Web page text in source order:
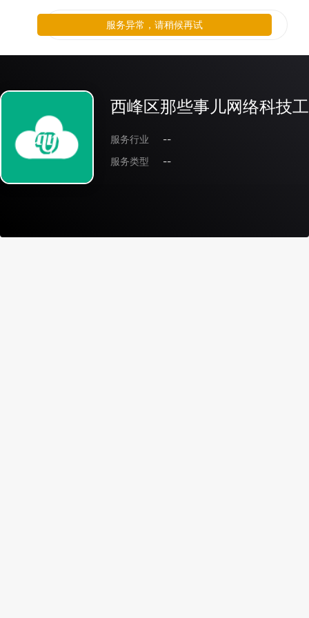
西峰区那些事儿网络科技
服务行业
--
服务类型
--
服务异常，请稍候再试